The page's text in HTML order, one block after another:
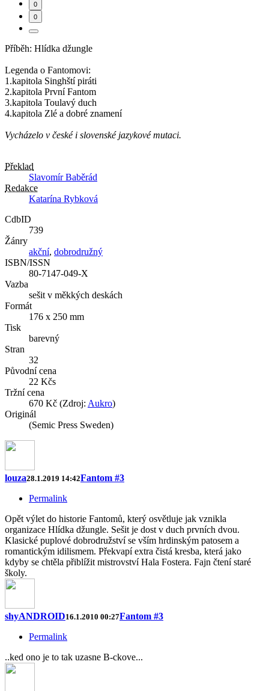
0
0
Příběh: Hlídka džungle
Legenda o Fantomovi:
1.kapitola Singhští piráti
2.kapitola První Fantom
3.kapitola Toulavý duch
4.kapitola Zlé a dobré znamení
Vycházelo v české i slovenské jazykové mutaci.
Překlad
Slavomír Baběrád
Redakce
Katarína Rybková
CdbID
739
Žánry
akční, dobrodružný
ISBN/ISSN
80-7147-049-X
Vazba
sešit v měkkých deskách
Formát
176 x 250 mm
Tisk
barevný
Stran
32
Původní cena
22 Kčs
Tržní cena
670 Kč (Zdroj: Aukro)
Originál
(Semic Press Sweden)
louza28.1.2019 14:42Fantom #3
Permalink
Opět výlet do historie Fantomů, který osvětluje jak vznikla
organizace Hlídka džungle. Sešit je dost v duch prvních dvou.
Klasické puplové dobrodružství se vším hrdinským patosem a
romantickým idilismem. Překvapí extra čistá kresba, která jako
kdyby se chtěla přiblížit mistrovství Hala Fostera. Fajn čtení staré
školy.
shyANDROID16.1.2010 00:27Fantom #3
Permalink
..ked ono je to tak uzasne B-ckove...